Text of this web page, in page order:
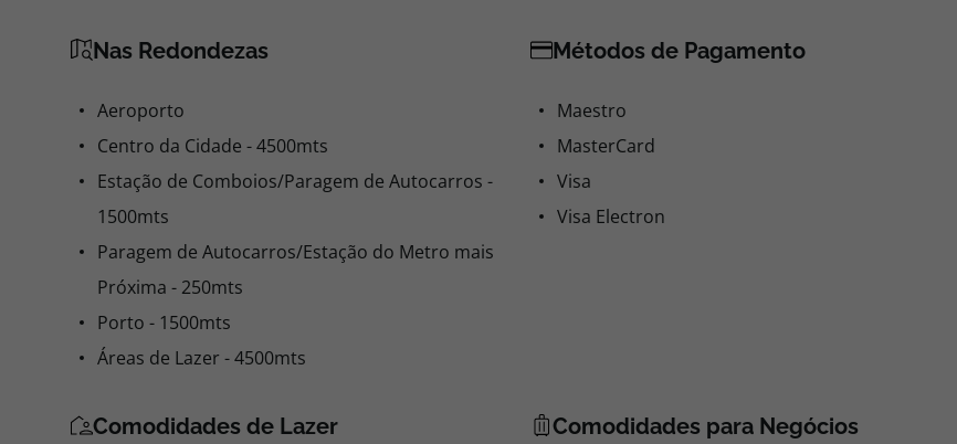
Nas Redondezas
Aeroporto
Centro da Cidade - 4500mts
Estação de Comboios/Paragem de Autocarros -
1500mts
Paragem de Autocarros/Estação do Metro mais
Próxima - 250mts
Porto - 1500mts
Áreas de Lazer - 4500mts
Métodos de Pagamento
Maestro
MasterCard
Visa
Visa Electron
Comodidades de Lazer Comodidades para Negócios